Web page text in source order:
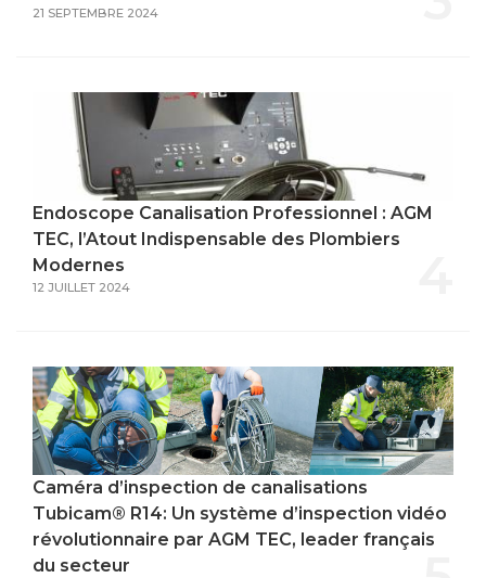
21 SEPTEMBRE 2024
Endoscope Canalisation Professionnel : AGM
TEC, l’Atout Indispensable des Plombiers
Modernes
12 JUILLET 2024
Caméra d’inspection de canalisations
Tubicam® R14: Un système d’inspection vidéo
révolutionnaire par AGM TEC, leader français
du secteur